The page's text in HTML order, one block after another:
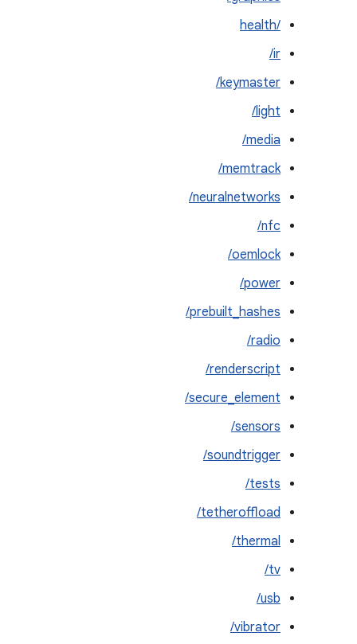
health/‎
ir/
keymaster/
light/
media/
memtrack/
neuralnetworks/
nfc/
oemlock/
power/
prebuilt_hashes/
radio/
renderscript/
secure_element/
sensors/
soundtrigger/
tests/
tetheroffload/
thermal/
tv/
usb/
vibrator/